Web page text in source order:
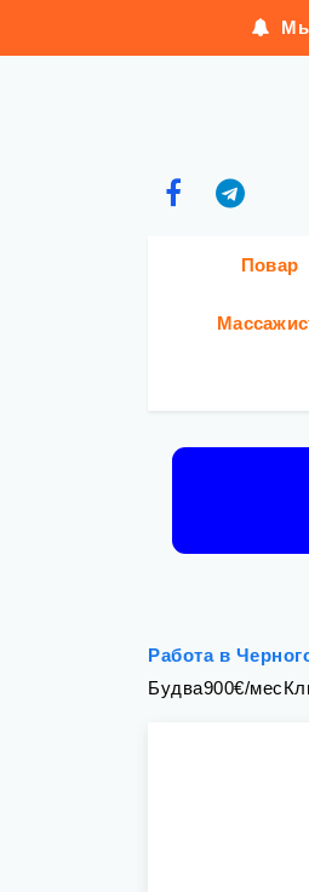
Мы
Повар
Работа в
Будва900€/